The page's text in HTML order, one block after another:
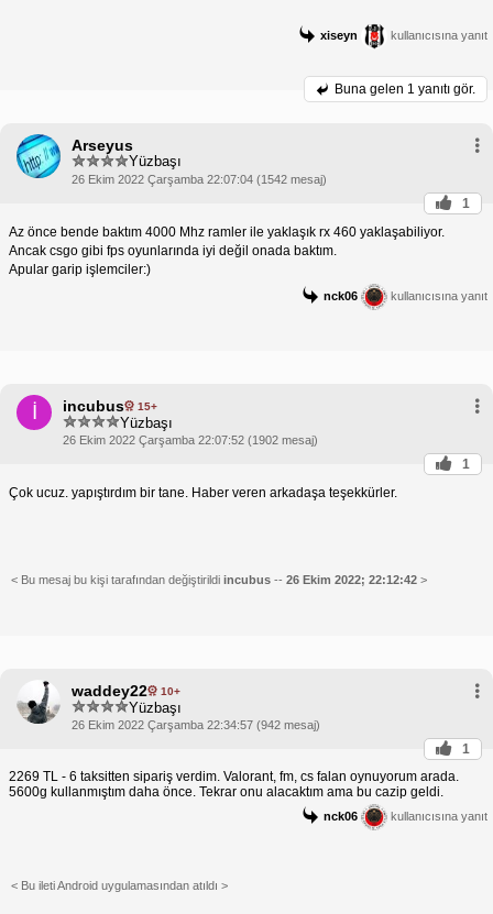
xiseyn kullanıcısına yanıt
Buna gelen 1 yanıtı gör.
Arseyus
Yüzbaşı
26 Ekim 2022 Çarşamba 22:07:04 (1542 mesaj)
1
Az önce bende baktım 4000 Mhz ramler ile yaklaşık rx 460 yaklaşabiliyor.
Ancak csgo gibi fps oyunlarında iyi değil onada baktım.
Apular garip işlemciler:)
nck06 kullanıcısına yanıt
İ incubus 15+
Yüzbaşı
26 Ekim 2022 Çarşamba 22:07:52 (1902 mesaj)
1
Çok ucuz. yapıştırdım bir tane. Haber veren arkadaşa teşekkürler.
< Bu mesaj bu kişi tarafından değiştirildi incubus -- 26 Ekim 2022; 22:12:42 >
waddey22 10+
Yüzbaşı
26 Ekim 2022 Çarşamba 22:34:57 (942 mesaj)
1
2269 TL - 6 taksitten sipariş verdim. Valorant, fm, cs falan oynuyorum arada.
5600g kullanmıştım daha önce. Tekrar onu alacaktım ama bu cazip geldi.
nck06 kullanıcısına yanıt
< Bu ileti Android uygulamasından atıldı >